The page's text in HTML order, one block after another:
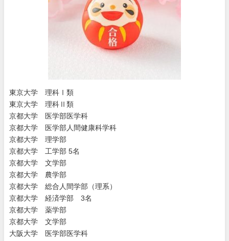
東京大学 理科Ⅰ類
東京大学 理科Ⅱ類
京都大学 医学部医学科
京都大学 医学部人間健康科学科
京都大学 理学部
京都大学 工学部 5名
京都大学 文学部
京都大学 農学部
京都大学 総合人間学部（理系）
京都大学 経済学部 3名
京都大学 薬学部
京都大学 文学部
大阪大学 医学部医学科